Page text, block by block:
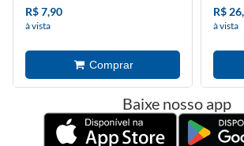
R$ 7,90
à vista
R$
à vista
Baixe nosso app